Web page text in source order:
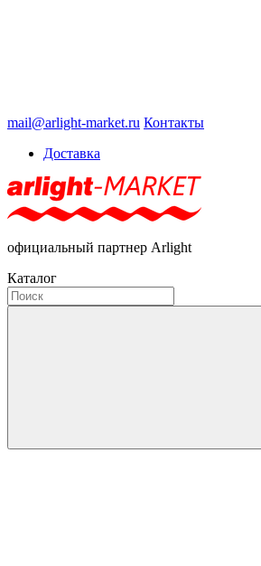
mail@arlight-market.ru Контакты
Доставка
официальный партнер Arlight
Каталог